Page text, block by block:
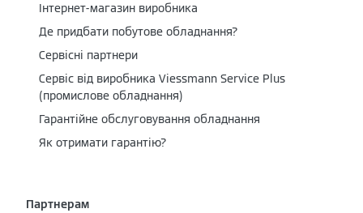
Інтернет-магазин виробника
Де придбати побутове обладнання?
Сервісні партнери
Cервіс від виробника Viessmann Service Plus
(промислове обладнання)
Гарантійне обслуговування обладнання
Як отримати гарантію?
Партнерам